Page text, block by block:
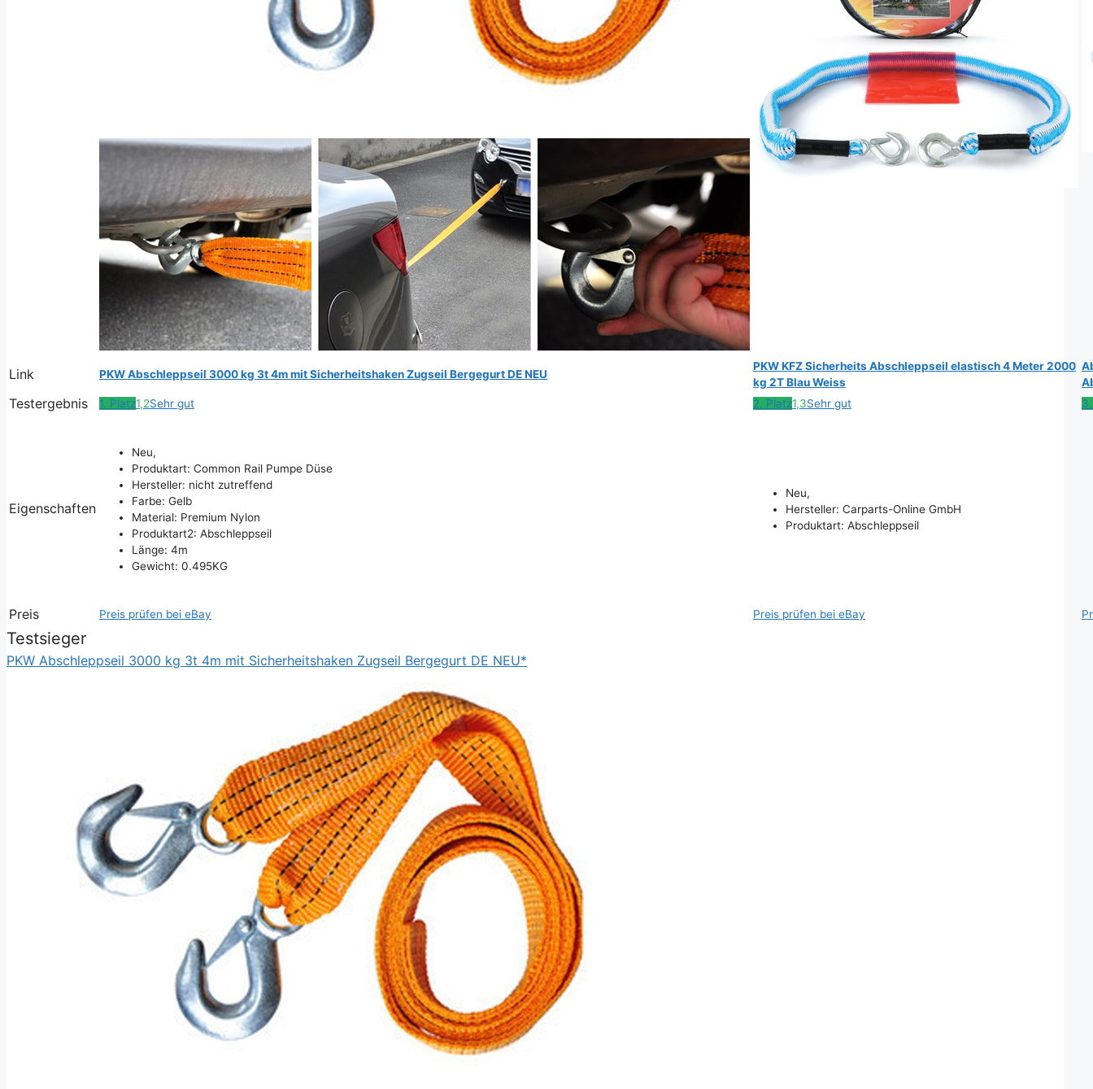
Link PKW Abschleppseil 3000 kg 3t 4m mit Sicherheitshaken Zugseil Bergegurt DE NEU
PKW KFZ Sicherheits Abschleppseil elastisch 4 Meter 2000
kg 2T Blau Weiss
Testergebnis 1. Platz1,2Sehr gut 2. Platz1,3Sehr gut
Eigenschaften
Neu,
Produktart: Common Rail Pumpe Düse
Hersteller: nicht zutreffend
Farbe: Gelb
Material: Premium Nylon
Produktart2: Abschleppseil
Länge: 4m
Gewicht: 0.495KG
Neu,
Hersteller: Carparts-Online GmbH
Produktart: Abschleppseil
Preis Preis prüfen bei eBay Preis prüfen bei eBay
Testsieger
PKW Abschleppseil 3000 kg 3t 4m mit Sicherheitshaken Zugseil Bergegurt DE NEU*